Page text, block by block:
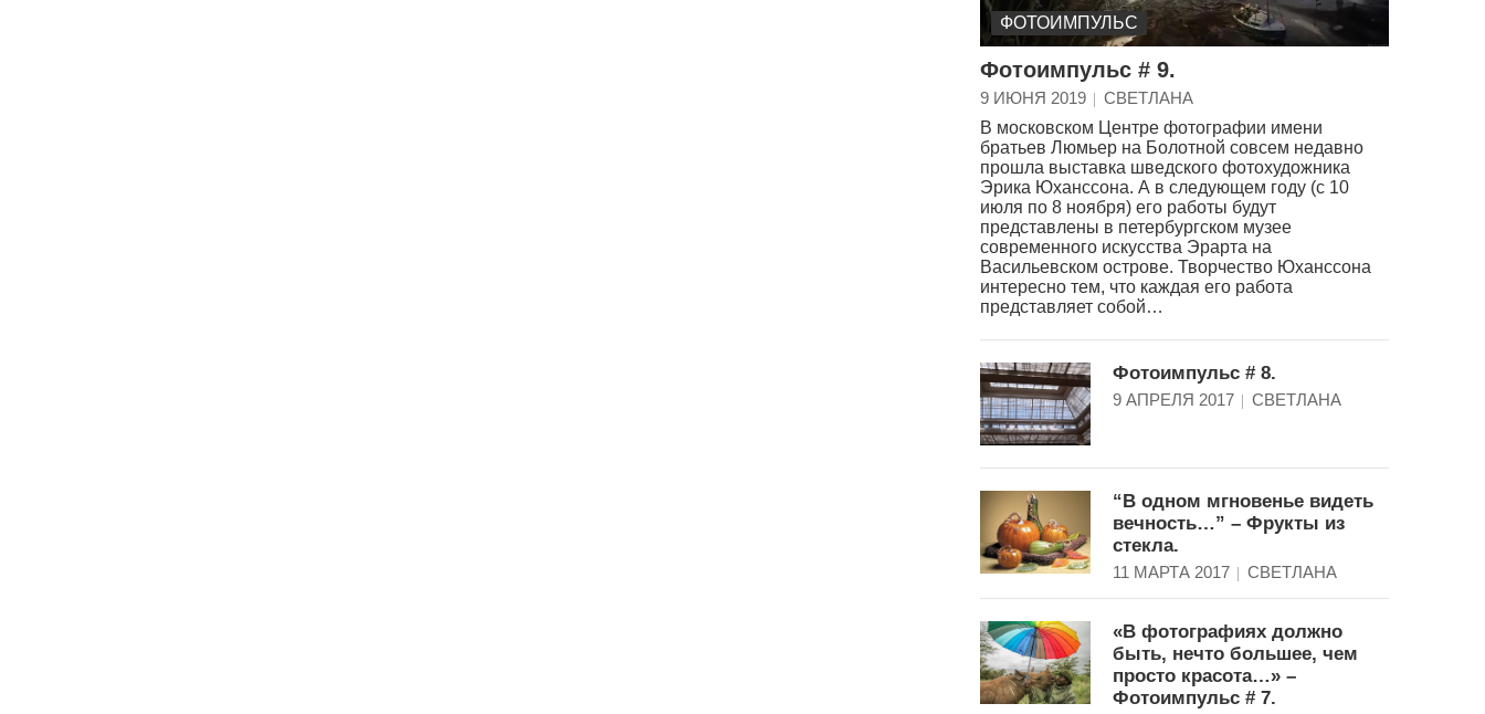
ФОТОИМПУЛЬС
Фотоимпульс # 9.
9 ИЮНЯ 2019
СВЕТЛАНА
В московском Центре фотографии имени
братьев Люмьер на Болотной совсем недавно
прошла выставка шведского фотохудожника
Эрика Юханссона. А в следующем году (с 10
июля по 8 ноября) его работы будут
представлены в петербургском музее
современного искусства Эрарта на
Васильевском острове. Творчество Юханссона
интересно тем, что каждая его работа
представляет собой…
Фотоимпульс # 8.
9 АПРЕЛЯ 2017 СВЕТЛАНА
“В одном мгновенье видеть
вечность…” – Фрукты из
стекла.
11 МАРТА 2017 СВЕТЛАНА
«В фотографиях должно
быть, нечто большее, чем
просто красота…» –
Фотоимпульс # 7.